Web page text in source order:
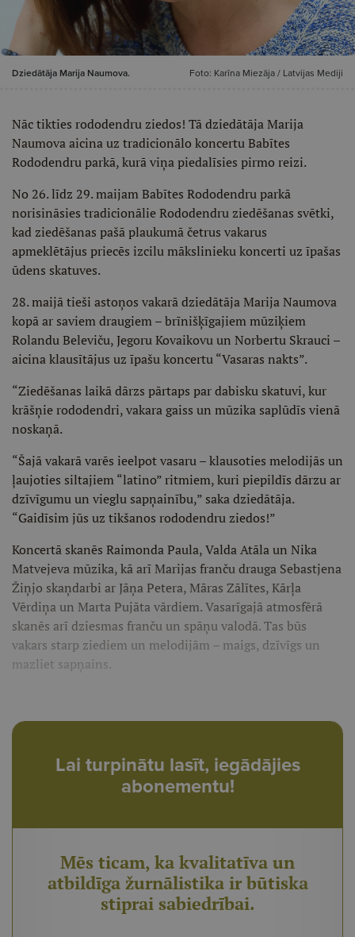
Dziedātāja Marija Naumova. Foto: Karīna Miezāja / Latvijas Mediji
Nāc tikties rododendru ziedos! Tā dziedātāja Marija
Naumova aicina uz tradicionālo koncertu Babītes
Rododendru parkā, kurā viņa piedalīsies pirmo reizi.
No 26. līdz 29. maijam Babītes Rododendru parkā
norisināsies tradicionālie Rododendru ziedēšanas svētki,
kad ziedēšanas pašā plaukumā četrus vakarus
apmeklētājus priecēs izcilu mākslinieku koncerti uz īpašas
ūdens skatuves.
28. maijā tieši astoņos vakarā dziedātāja Marija Naumova
kopā ar saviem draugiem – brīnišķīgajiem mūziķiem
Rolandu Beleviču, Jegoru Kovaikovu un Norbertu Skrauci –
aicina klausītājus uz īpašu koncertu “Vasaras nakts”.
“Ziedēšanas laikā dārzs pārtaps par dabisku skatuvi, kur
krāšņie rododendri, vakara gaiss un mūzika saplūdīs vienā
noskaņā.
“Šajā vakarā varēs ieelpot vasaru – klausoties melodijās un
ļaujoties siltajiem “latino” ritmiem, kuri piepildīs dārzu ar
dzīvīgumu un vieglu sapņainību,” saka dziedātāja.
“Gaidīsim jūs uz tikšanos rododendru ziedos!”
Koncertā skanēs Raimonda Paula, Valda Atāla un Nika
Matvejeva mūzika, kā arī Marijas franču drauga Sebastjena
Žiņjo skaņdarbi ar Jāņa Petera, Māras Zālītes, Kārļa
Vērdiņa un Marta Pujāta vārdiem. Vasarīgajā atmosfērā
skanēs arī dziesmas franču un spāņu valodā. Tas būs
vakars starp ziediem un melodijām – maigs, dzīvīgs un
mazliet sapņains.
Lai turpinātu lasīt, iegādājies
abonementu!
Mēs ticam, ka kvalitatīva un
atbildīga žurnālistika ir būtiska
stiprai sabiedrībai.